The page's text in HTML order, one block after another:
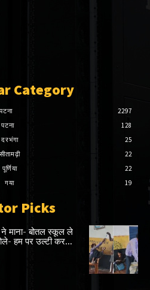
Category
पटना
2297
पटना
128
दरभंगा
25
सीतामढ़ी
22
पूर्णिया
22
गया
19
Picks
ने माना- बोतल स्कूल ले
हम पर उल्टी कर...